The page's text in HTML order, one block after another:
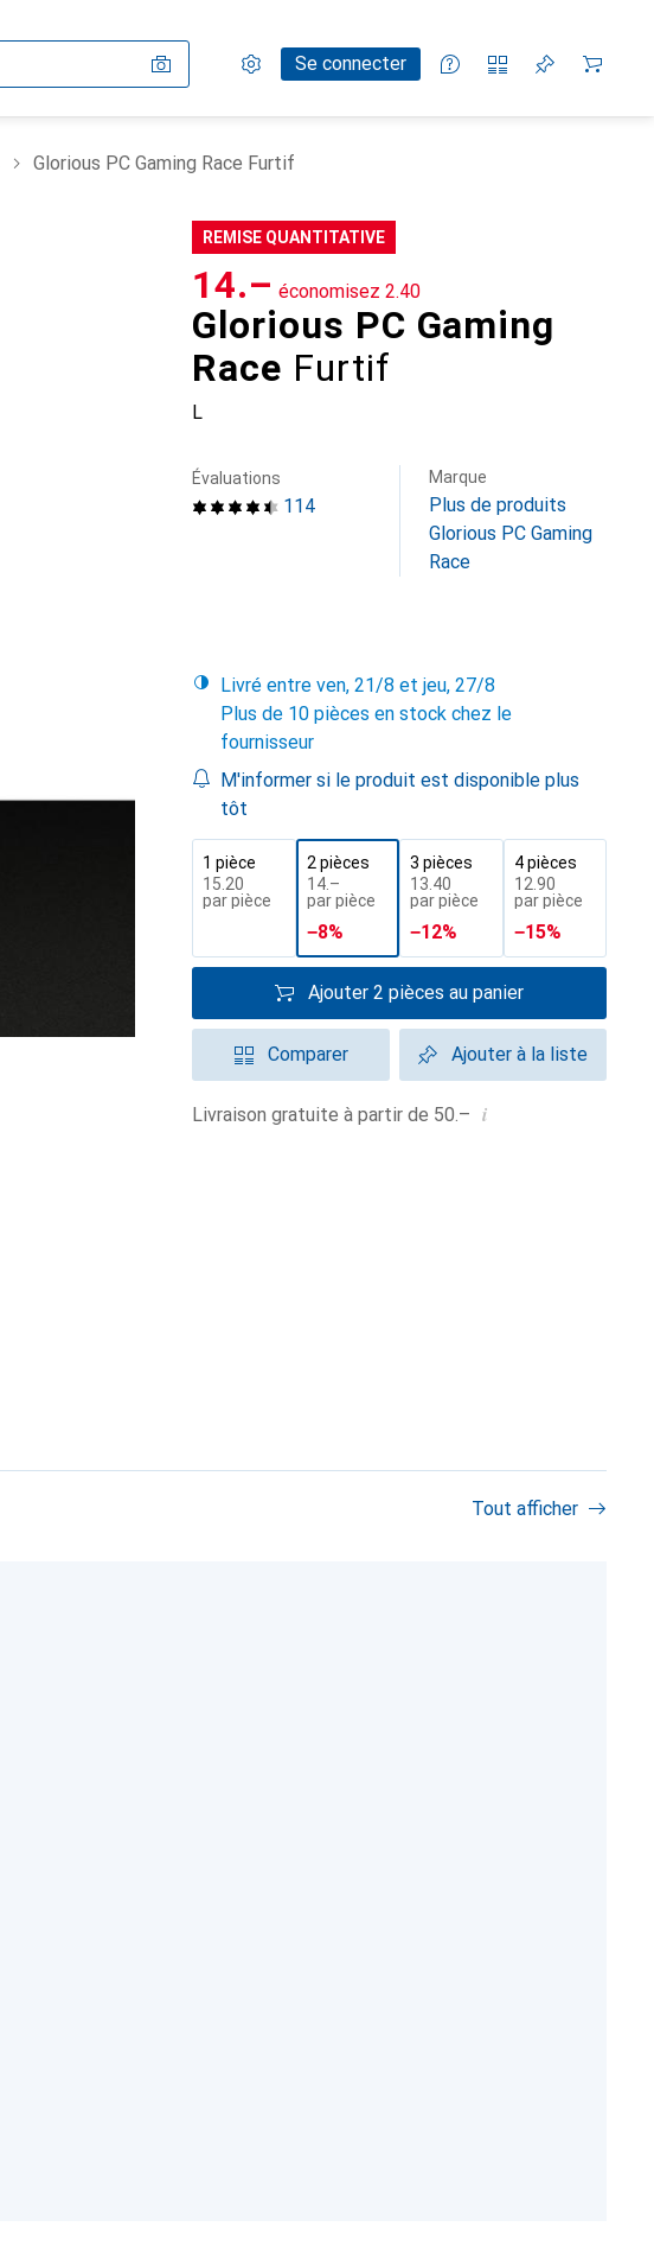
Paramètres
Compte clientSe connecter
Listes de comparaison
Listes d'envies
Panier
Glorious PC Gaming Race Furtif
REMISE QUANTITATIVE
Glorious PC Gaming
Race Furtif
L
CHF
14.– économisez CHF
2.40
114
Évaluations Marque
Plus de produits
Glorious PC Gaming
Race
Livré entre ven, 21/8 et jeu, 27/8
Plus de 10 pièces en stock chez le
fournisseur
M'informer si le produit est disponible plus
tôt
1 pièce
CHF
15.20
par pièce
2 pièces
CHF
14.–
par pièce
−8%
3 pièces
CHF
13.40
par pièce
−12%
4 pièces
CHF
12.90
par pièce
−15%
Ajouter 2 pièces au panier
Comparer Ajouter à la liste
Livraison gratuite à partir de 50.– i
Tout afficher